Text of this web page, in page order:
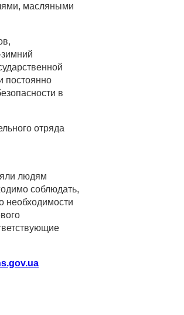
масляными
постоянно
в
отряда
людям
соблюдать,
необходимости